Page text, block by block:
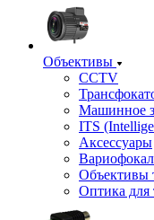
Объективы
CCTV
Машинное
ITS
Аксессуары
Объективы
Оптика для